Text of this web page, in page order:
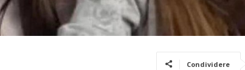
Condividere